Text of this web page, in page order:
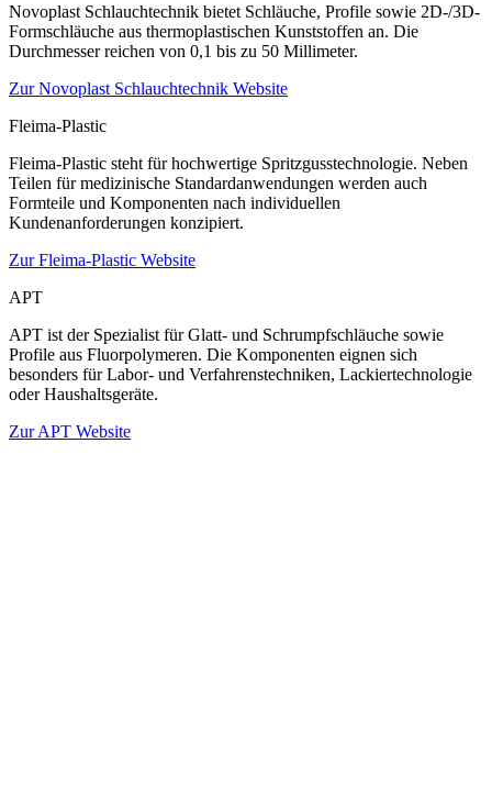
Novoplast Schlauchtechnik bietet Schläuche, Profile sowie 2D-/3D-
Formschläuche aus thermoplastischen Kunststoffen an. Die
Durchmesser reichen von 0,1 bis zu 50 Millimeter.
Zur Novoplast Schlauchtechnik Website
Fleima-Plastic
Fleima-Plastic steht für hochwertige Spritzgusstechnologie. Neben
Teilen für medizinische Standardanwendungen werden auch
Formteile und Komponenten nach individuellen
Kundenanforderungen konzipiert.
Zur Fleima-Plastic Website
APT
APT ist der Spezialist für Glatt- und Schrumpfschläuche sowie
Profile aus Fluorpolymeren. Die Komponenten eignen sich
besonders für Labor- und Verfahrenstechniken, Lackiertechnologie
oder Haushaltsgeräte.
Zur APT Website